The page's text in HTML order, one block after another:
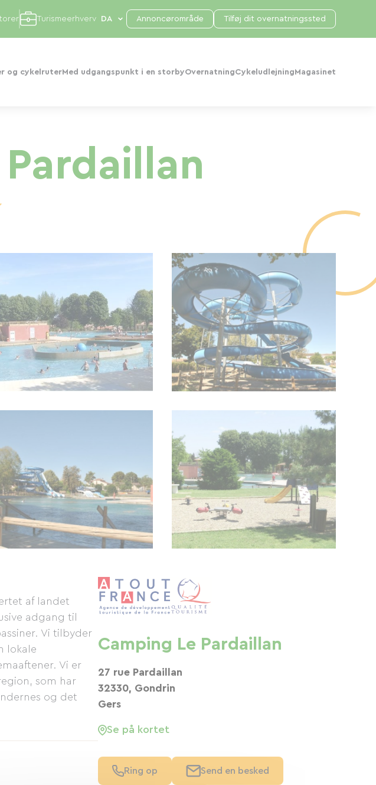
og cykelruterMed udgangspunkt i en storbyOvernatningCykeludlejning Magasinet
Turismeerhverv Annoncørområde Tilføj dit overnatningssted
af landet
adgang til
Vi tilbyder
lokale
Vi er
som har
og det
Camping Le Pardaillan
27 rue Pardaillan
32330, Gondrin
Gers
Se på kortet
Ring op Send en besked